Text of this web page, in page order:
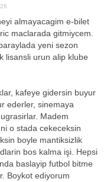
almayacagim e-bilet
maclarada gitmiycem.
yeni sezon
lisansli urun alip klube
kafeye gidersin buyur
ederler, sinemaya
Madem
o stada cekeceksin
boyle mantiksizlik
bos kalma işi. Hepsi
baslayip futbol bitme
Boykot ediyorum